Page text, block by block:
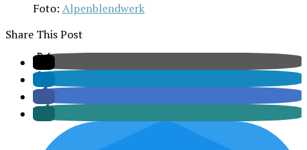
Foto: Alpen­blend­werk
Share This Post